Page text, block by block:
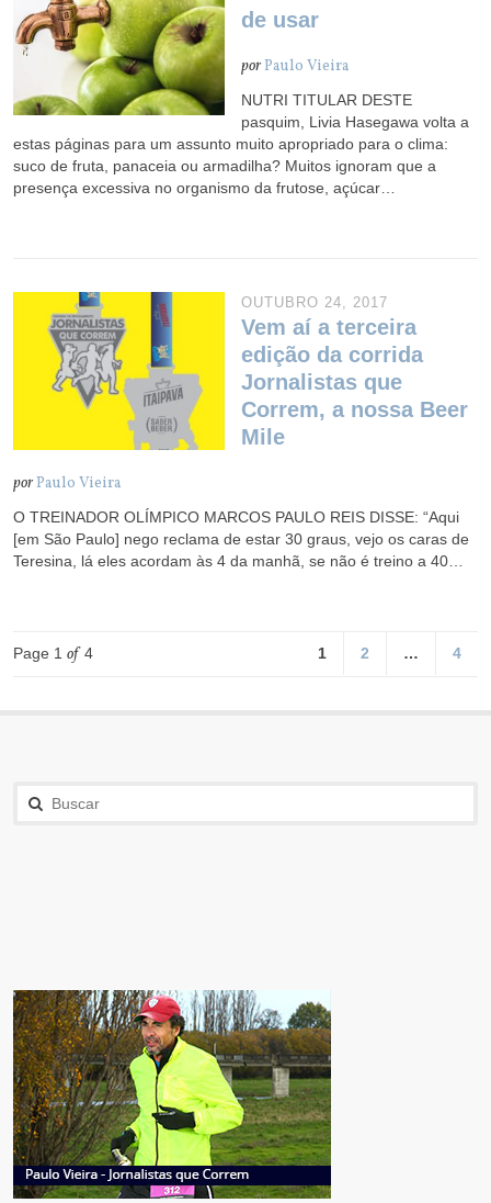
de usar
porPaulo Vieira
NUTRI TITULAR DESTE
pasquim, Livia Hasegawa volta a
estas páginas para um assunto muito apropriado para o clima:
suco de fruta, panaceia ou armadilha? Muitos ignoram que a
presença excessiva no organismo da frutose, açúcar…
OUTUBRO 24, 2017
Vem aí a terceira
edição da corrida
Jornalistas que
Correm, a nossa Beer
Mile
porPaulo Vieira
O TREINADOR OLÍMPICO MARCOS PAULO REIS DISSE: “Aqui
[em São Paulo] nego reclama de estar 30 graus, vejo os caras de
Teresina, lá eles acordam às 4 da manhã, se não é treino a 40…
Page 1of4 1 2 … 4